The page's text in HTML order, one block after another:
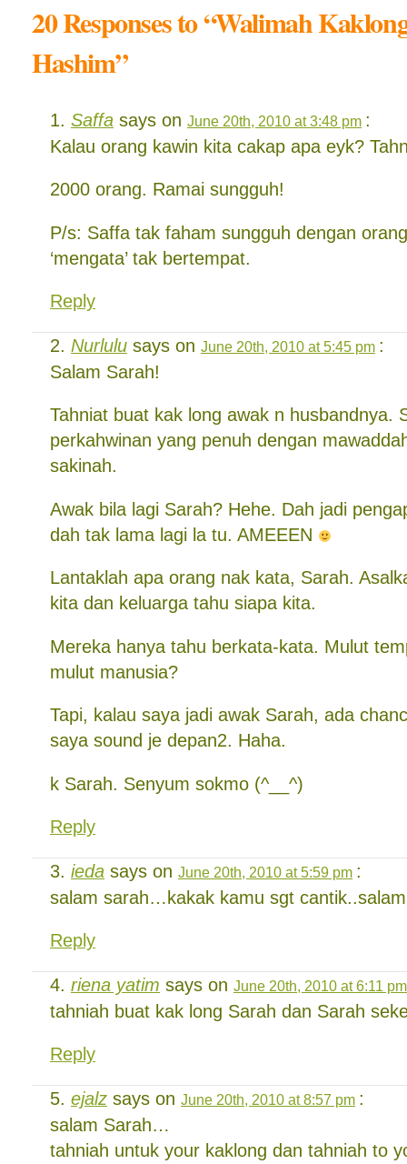
20 Responses to “Walimah
Hashim”
Saffa says on June 20th, 2010 at 3:48 pm :
Kalau orang kawin kita cakap apa eyk?
2000 orang. Ramai sungguh!
P/s: Saffa tak faham sungguh dengan
‘mengata’ tak bertempat.
Reply
Nurlulu says on June 20th, 2010 at 5:45 pm :
Salam Sarah!
Tahniat buat kak long awak n husbandnya.
perkahwinan yang penuh dengan
sakinah.
Awak bila lagi Sarah? Hehe. Dah jadi
dah tak lama lagi la tu. AMEEEN
Lantaklah apa orang nak kata, Sarah.
kita dan keluarga tahu siapa kita.
Mereka hanya tahu berkata-kata. Mulut
mulut manusia?
Tapi, kalau saya jadi awak Sarah, ada
saya sound je depan2. Haha.
k Sarah. Senyum sokmo (^__^)
Reply
ieda says on June 20th, 2010 at 5:59 pm :
salam sarah…kakak kamu sgt
Reply
riena yatim says on June 20th, 2010 at 6:11 pm
tahniah buat kak long Sarah dan Sarah
Reply
ejalz says on June 20th, 2010 at 8:57 pm :
salam Sarah…
tahniah untuk your kaklong dan tahniah to